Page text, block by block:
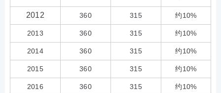
2012 360 315 约10%
2013 360 315 约10%
2014 360 315 约10%
2015 360 315 约10%
2016 360 315 约10%